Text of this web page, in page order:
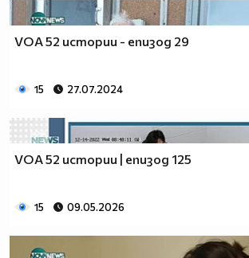
VOA 52 истории - епизод 29
15 27.07.2024
VOA 52 истории | епизод 125
15 09.05.2026